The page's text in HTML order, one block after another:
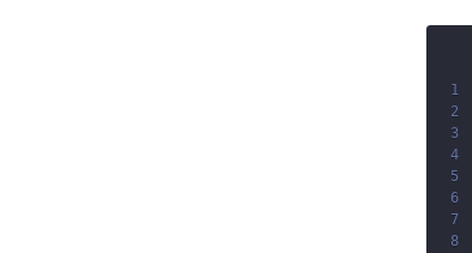
1
2
3
4
5
6
7
8